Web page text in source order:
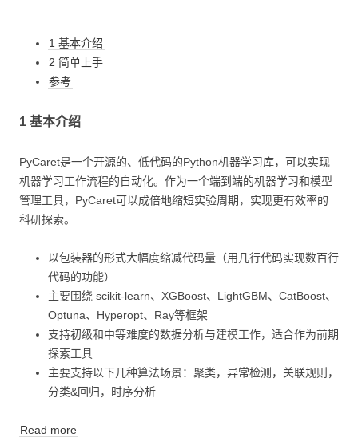
1 基本介绍
2 简单上手
参考
1 基本介绍
PyCaret是一个开源的、低代码的Python机器学习库，可以实现
机器学习工作流程的自动化。作为一个端到端的机器学习和模型
管理工具，PyCaret可以成倍地缩短实验周期，实现更有效率的
科研探索。
以包装器的形式大幅度缩减代码量（用几行代码实现数百行
代码的功能）
主要围绕 scikit-learn、XGBoost、LightGBM、CatBoost、
Optuna、Hyperopt、Ray等框架
支持初级和中等难度的数据分析与建模工作，适合作为前期
探索工具
主要支持以下几种算法场景：聚类，异常检测，关联规则，
分类&回归，时序分析
Read more